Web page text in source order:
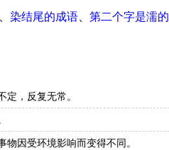
染结尾的成语
第二个字是濡
定，反复无常。
物因受环境影响而变得不同。